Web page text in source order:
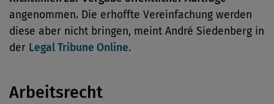
angenommen. Die erhoffte Vereinfachung werden
diese aber nicht bringen, meint André Siedenberg in
der Legal Tribune Online.
Arbeitsrecht